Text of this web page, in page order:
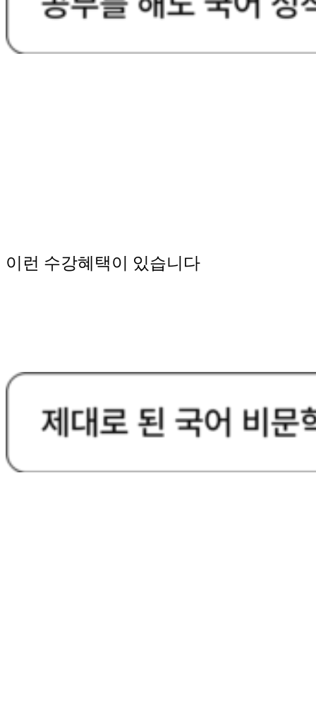
이런 수강혜택이 있습니다